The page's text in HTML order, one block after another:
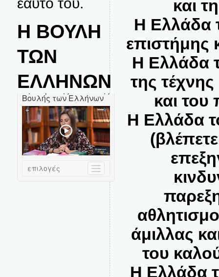
Η ΒΟΥΛΗ
ΤΩΝ
ΕΛΛΗΝΩΝ
και
Η Ελλάδα
επιστήμης
Η Ελλάδα
της
και
Η Ελλάδα
άμιλλας
του
Η Ελλάδα